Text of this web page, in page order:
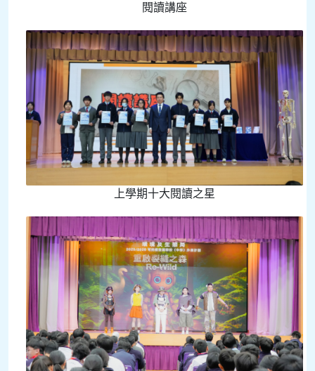
閱讀講座
上學期十大閱讀之星